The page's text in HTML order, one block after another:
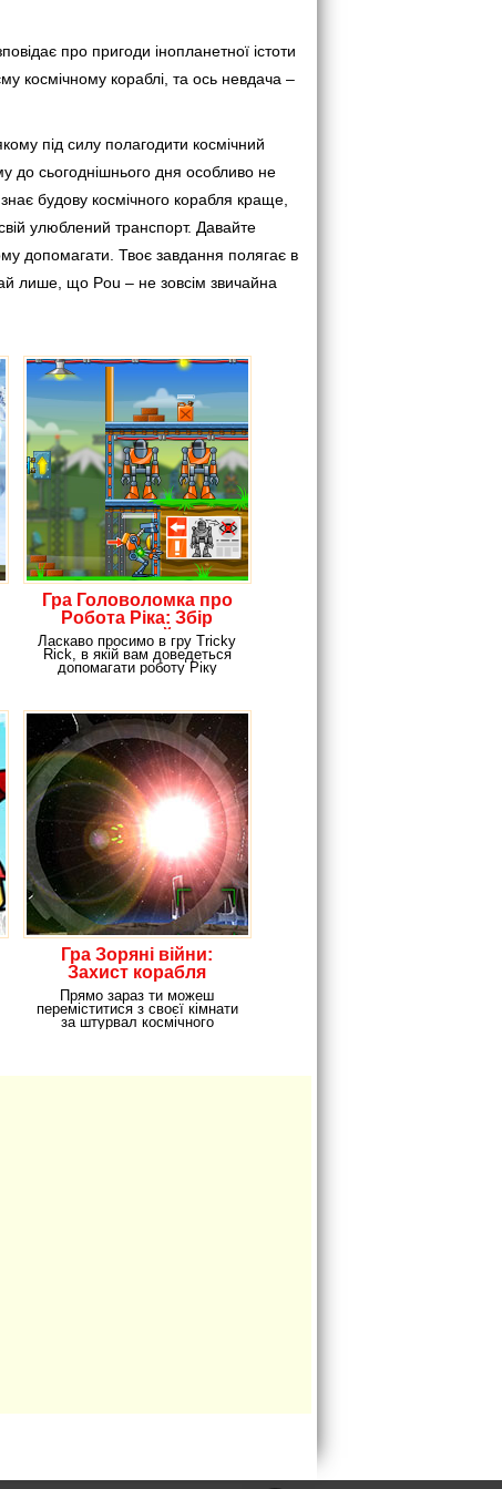
про пригоди інопланетної істоти
космічному кораблі, та ось невдача –
під силу полагодити космічний
до сьогоднішнього дня особливо не
будову космічного корабля краще,
улюблений транспорт. Давайте
допомагати. Твоє завдання полягає в
лише, що Pou – не зовсім звичайна
Гра Головоломка про
Робота Ріка: Збір
деталей
Ласкаво просимо в гру Tricky
Rick, в якій вам доведеться
допомагати роботу Ріку
Гра Зоряні війни:
Захист корабля
Прямо зараз ти можеш
переміститися з своєї кімнати
за штурвал космічного